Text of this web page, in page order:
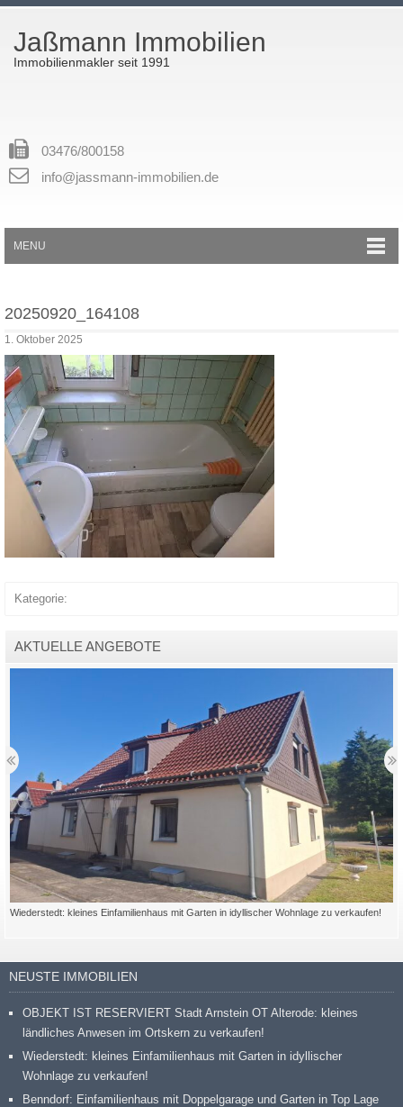
Jaßmann Immobilien
Immobilienmakler seit 1991
03476/800158
info@jassmann-immobilien.de
MENU
20250920_164108
1. Oktober 2025
Kategorie:
AKTUELLE ANGEBOTE
Wiederstedt: kleines Einfamilienhaus mit Garten in idyllischer Wohnlage zu verkaufen!
NEUSTE IMMOBILIEN
OBJEKT IST RESERVIERT Stadt Arnstein OT Alterode: kleines
ländliches Anwesen im Ortskern zu verkaufen!
Wiederstedt: kleines Einfamilienhaus mit Garten in idyllischer
Wohnlage zu verkaufen!
Benndorf: Einfamilienhaus mit Doppelgarage und Garten in Top Lage